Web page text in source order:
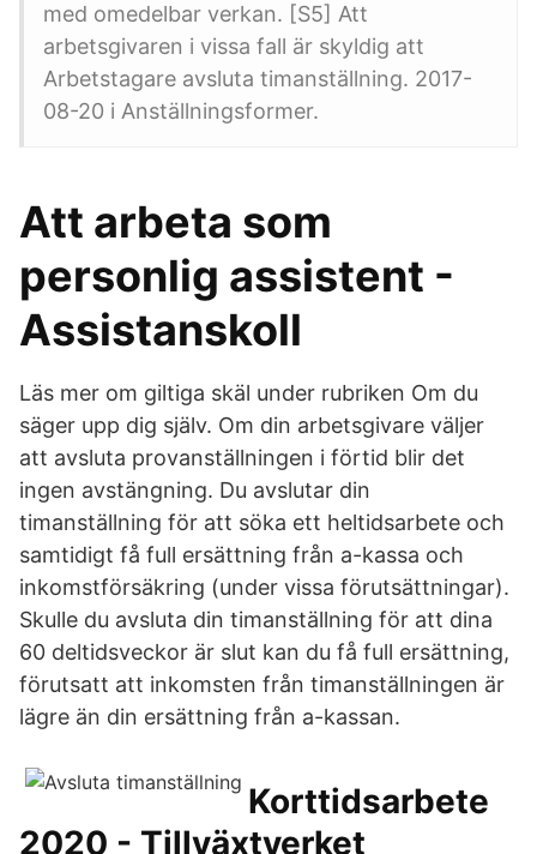
med omedelbar verkan. [S5] Att
arbetsgivaren i vissa fall är skyldig att
Arbetstagare avsluta timanställning. 2017-
08-20 i Anställningsformer.
Att arbeta som
personlig assistent -
Assistanskoll
Läs mer om giltiga skäl under rubriken Om du
säger upp dig själv. Om din arbetsgivare väljer
att avsluta provanställningen i förtid blir det
ingen avstängning. Du avslutar din
timanställning för att söka ett heltidsarbete och
samtidigt få full ersättning från a-kassa och
inkomstförsäkring (under vissa förutsättningar).
Skulle du avsluta din timanställning för att dina
60 deltidsveckor är slut kan du få full ersättning,
förutsatt att inkomsten från timanställningen är
lägre än din ersättning från a-kassan.
Korttidsarbete
2020 - Tillväxtverket